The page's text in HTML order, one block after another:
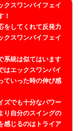
クスワンバイフェイ
！
をしてくれて反発力
クスワンバイフェイ
系統は似てはいます
はエックスワンバイ
ていった時の伸び感
ズでも十分なパワー
り自分のスイングの
感じるのはトライア